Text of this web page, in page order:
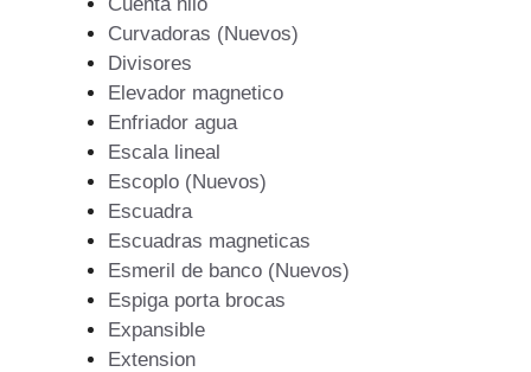
Curvadoras (Nuevos)
Divisores
Elevador magnetico
Enfriador agua
Escala lineal
Escoplo (Nuevos)
Escuadra
Escuadras magneticas
Esmeril de banco (Nuevos)
Espiga porta brocas
Expansible
Extension